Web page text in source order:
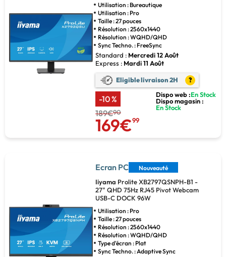
Utilisation : Bureautique
Utilisation : Pro
Taille : 27 pouces
Résolution : 2560x1440
Résolution : WQHD/QHD
Sync Techno. : FreeSync
Standard : Mercredi 12 Août
Express : Mardi 11 Août
Eligible livraison 2H ?
-10 %
189€90
169€99
Dispo web :En Stock
Dispo magasin :
En Stock
Ecran PC Nouveauté
Iiyama Prolite XB2797QSNPH-B1 -
27" QHD 75Hz RJ45 Pivot Webcam
USB-C DOCK 96W
Utilisation : Pro
Taille : 27 pouces
Résolution : 2560x1440
Résolution : WQHD/QHD
Type d'écran : Plat
Sync Techno. : Adaptive Sync